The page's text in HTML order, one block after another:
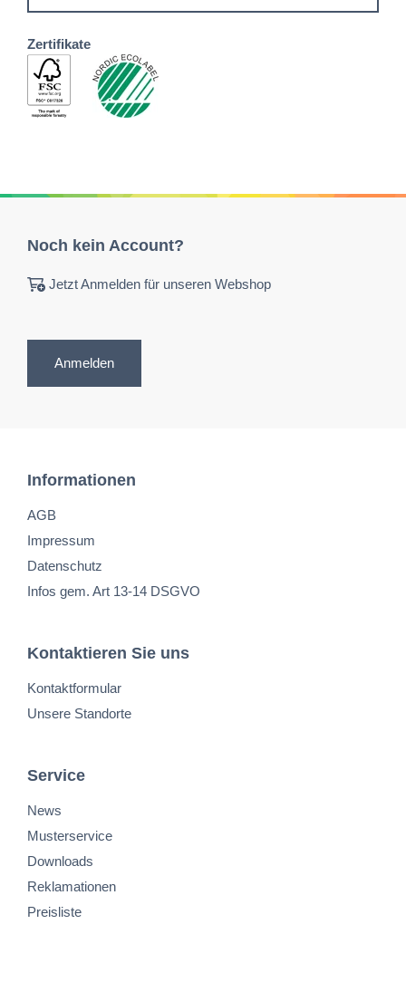
Zertifikate
Noch kein Account?
Jetzt Anmelden für unseren Webshop
Anmelden
Informationen
AGB
Impressum
Datenschutz
Infos gem. Art 13-14 DSGVO
Kontaktieren Sie uns
Kontaktformular
Unsere Standorte
Service
News
Musterservice
Downloads
Reklamationen
Preisliste